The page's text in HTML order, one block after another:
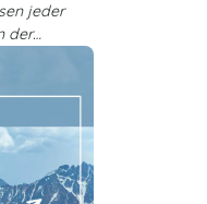
jeder
der…